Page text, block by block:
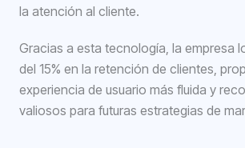
la atención al cliente.
Gracias a esta tecnología, la empresa
del 15% en la retención de clientes,
experiencia de usuario más fluida y
valiosos para futuras estrategias de